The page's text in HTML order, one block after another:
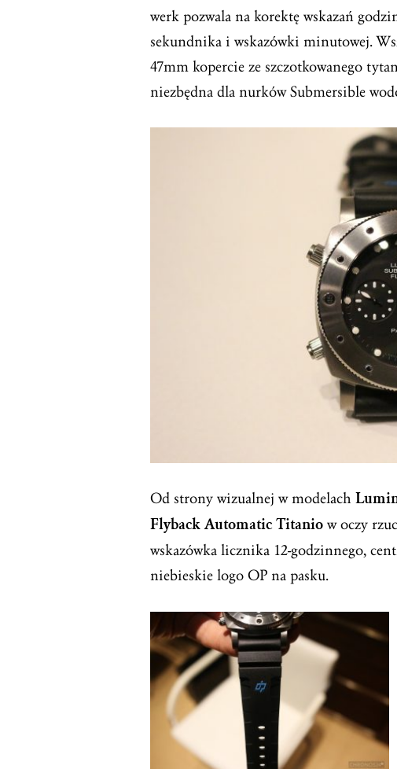
werk pozwala na korektę wskazań
sekundnika i wskazówki minutowej.
47mm kopercie ze szczotkowanego
niezbędna dla nurków Submersible
Od strony wizualnej w modelach
Flyback Automatic Titanio w oczy
wskazówka licznika 12-godzinnego,
niebieskie logo OP na pasku.